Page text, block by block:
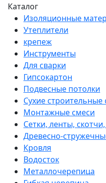
Каталог
Изоляционные
Утеплители
крепеж
Инструменты
Для сварки
Гипсокартон
Подвесные потолки
Сухие строительные
Монтажные смеси
Сетки, ленты,
Древесно-
Кровля
Водосток
Металлочерепица